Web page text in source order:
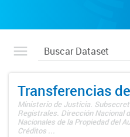
Transferencias
Ministerio de Justicia.
Registrales. Dirección Nacional
Nacionales de la Propiedad del
Créditos ...